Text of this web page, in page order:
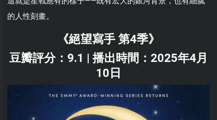
的人性刻畫。
《絕望寫手 第4季》
豆瓣評分：9.1 | 播出時間：2025年4月
10日